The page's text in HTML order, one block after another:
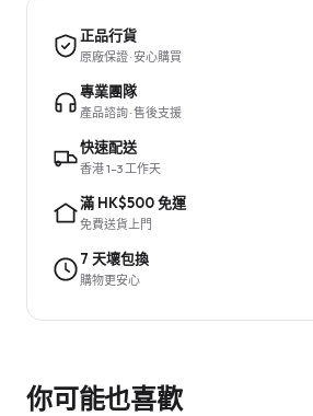
正品行貨
原廠保證 · 安心購買
專業團隊
產品諮詢 · 售後支援
快速配送
香港 1–3 工作天
滿 HK$500 免運
免費送貨上門
7 天壞包換
購物更安心
你可能也喜歡